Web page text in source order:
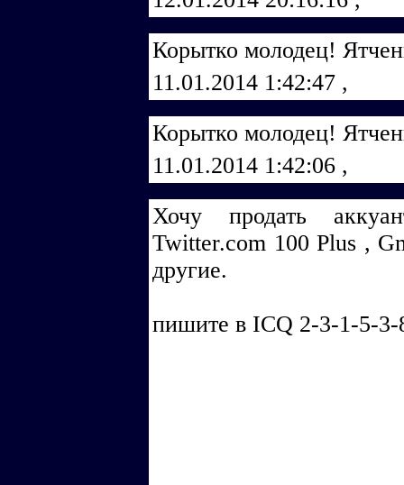
Корытко молодец!
11.01.2014 1:42:47 ,
Корытко молодец!
11.01.2014 1:42:06 ,
Хочу продать
Twitter.com 100 Plus ,
другие.
пишите в ICQ 2-3-1-5-3-